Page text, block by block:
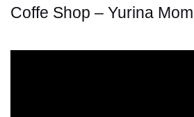
Coffe Shop – Yurina